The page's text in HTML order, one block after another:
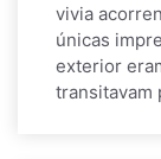
vivia
únicas
exterior
transitavam